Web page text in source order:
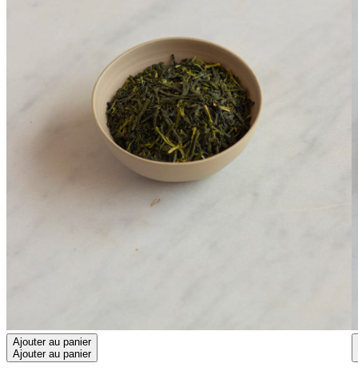
Ajouter au panier
Ajouter au panier